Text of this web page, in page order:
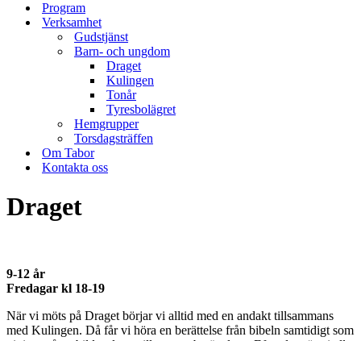
Program
Verksamhet
Gudstjänst
Barn- och ungdom
Draget
Kulingen
Tonår
Tyresbolägret
Hemgrupper
Torsdagsträffen
Om Tabor
Kontakta oss
Draget
9-12 år
Fredagar kl 18-19
När vi möts på Draget börjar vi alltid med en andakt tillsammans
med Kulingen. Då får vi höra en berättelse från bibeln samtidigt som